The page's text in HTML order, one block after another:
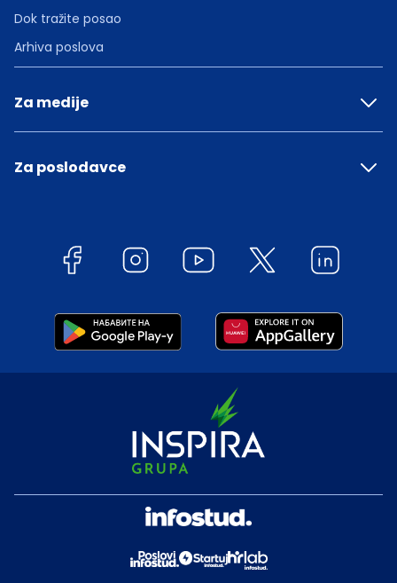
Dok tražite posao
Arhiva poslova
Za medije
Za poslodavce